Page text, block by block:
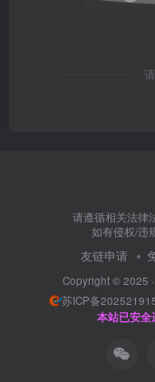
请遵循相关法律
如有侵权/违
友链申请
Copyright © 2025 ·
苏ICP备
本站已安全